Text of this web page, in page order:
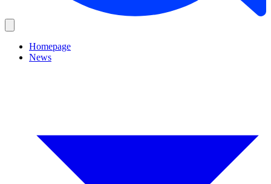
Homepage
News